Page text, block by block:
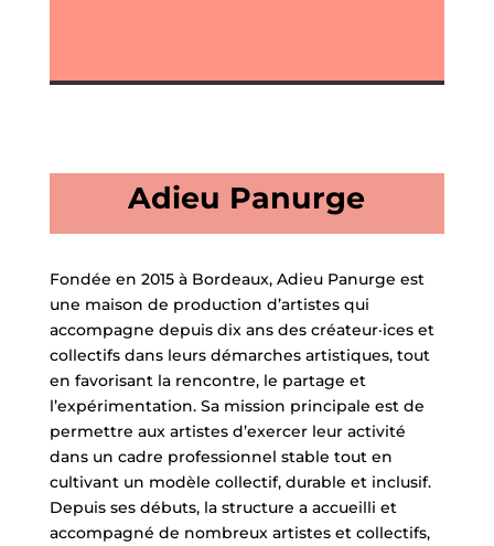
Adieu Panurge
Fondée en 2015 à Bordeaux, Adieu Panurge est
une maison de production d’artistes qui
accompagne depuis dix ans des créateur·ices et
collectifs dans leurs démarches artistiques, tout
en favorisant la rencontre, le partage et
l’expérimentation. Sa mission principale est de
permettre aux artistes d’exercer leur activité
dans un cadre professionnel stable tout en
cultivant un modèle collectif, durable et inclusif.
Depuis ses débuts, la structure a accueilli et
accompagné de nombreux artistes et collectifs,